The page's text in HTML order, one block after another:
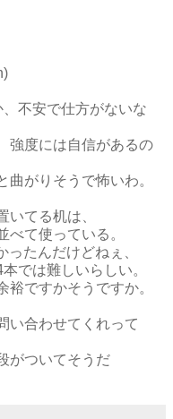
不安で仕方がないな
強度には自信があるの
がりそうで怖いわ。
いてる机は、
て使っている。
たんだけどねぇ、
では難しいらしい。
裕ですかそうですか。
い合わせてくれって
がついてそうだ